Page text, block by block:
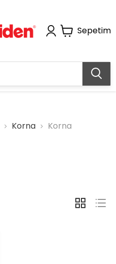
Sepetim
Korna Korna